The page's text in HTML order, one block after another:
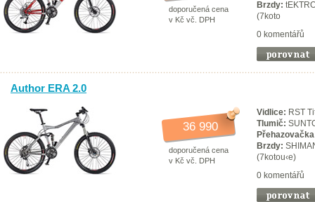
doporučená cena
v Kč vč. DPH
Brzdy:
(7koto
0 komentářů
Author ERA 2.0
36 990
doporučená cena
v Kč vč. DPH
Vidlice: RST
Tlumič:
Brzdy:
(7kotou‹e)
0 komentářů